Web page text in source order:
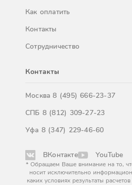
Как оплатить
Контакты
Сотрудничество
Контакты
Москва8 (495) 666-23-37
СПБ 8 (812) 309-27-23
Уфа 8 (347) 229-46-60
ВКонтакте YouTube
* Обращаем Ваше внимание на то,
носит исключительно
каких условиях результаты